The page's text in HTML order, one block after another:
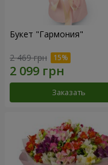
Букет "Гармония"
2 469 грн
Заказать